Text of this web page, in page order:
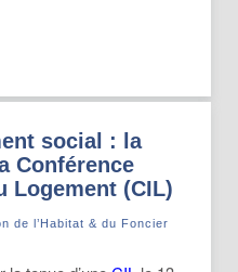
social : la
Conférence
Logement (CIL)
de l’Habitat & du Foncier